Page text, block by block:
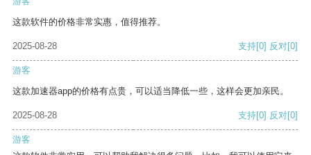
这款软件的价格非常实惠，值得推荐。
2025-08-28 支持[0] 反对[0]
游客
这款加速器app的价格有点贵，可以适当降低一些，这样会更加亲民。
2025-08-28 支持[0] 反对[0]
游客